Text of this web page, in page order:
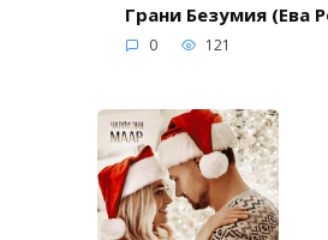
Грани Безумия (Ева
0 121